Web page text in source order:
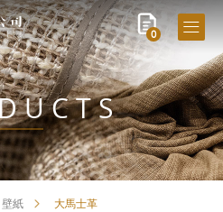
0
壁紙 大馬士革